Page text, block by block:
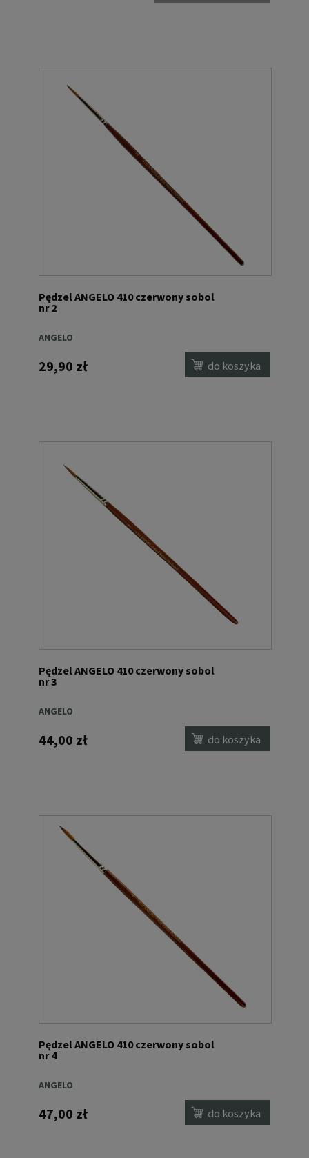
Pędzel ANGELO 410 czerwony sobol
nr 2
ANGELO
29,90 zł do koszyka
Pędzel ANGELO 410 czerwony sobol
nr 3
ANGELO
44,00 zł do koszyka
Pędzel ANGELO 410 czerwony sobol
nr 4
ANGELO
47,00 zł do koszyka